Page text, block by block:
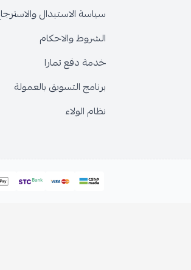
سياسة الاستبدال
الشروط والاحكام
خدمة دفع تمارا
برنامج التسويق بالعمولة
نظام الولاء